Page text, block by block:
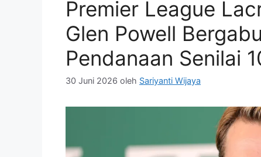
Premier League
Glen Powell
Pendanaan Senilai
30 Juni 2026 oleh Sariyanti Wijaya